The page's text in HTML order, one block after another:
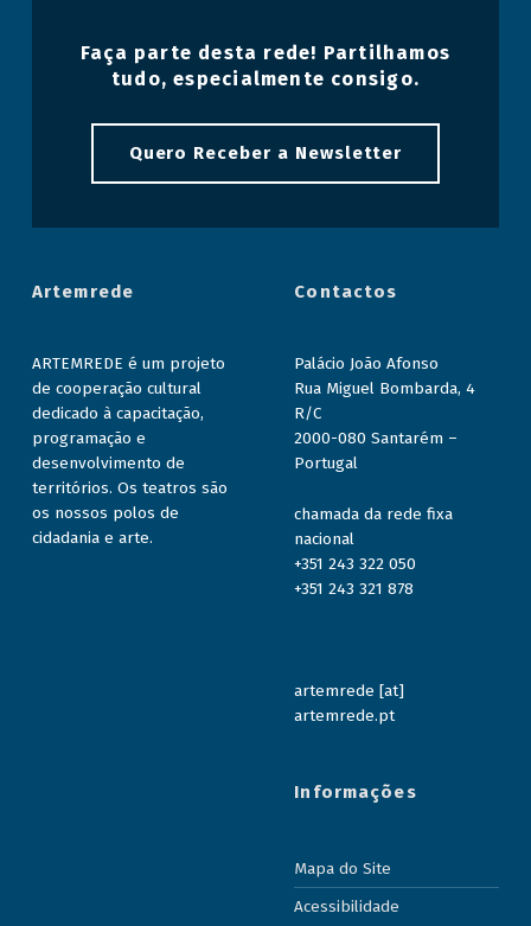
Faça parte desta rede! Partilhamos
tudo, especialmente consigo.
Quero Receber a Newsletter
Artemrede
ARTEMREDE é um projeto
de cooperação cultural
dedicado à capacitação,
programação e
desenvolvimento de
territórios. Os teatros são
os nossos polos de
cidadania e arte.
Contactos
Palácio João Afonso
Rua Miguel Bombarda, 4
R/C
2000-080 Santarém –
Portugal
chamada da rede fixa
nacional
+351 243 322 050
+351 243 321 878
artemrede [at]
artemrede.pt
Informações
Mapa do Site
Acessibilidade